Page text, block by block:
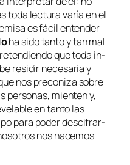
to­da lec­tu­ra va­ría en el
es fá­cil en­ten­der
ha si­do tan­to y tan mal
que to­da in­
re­si­dir ne­ce­sa­ria y
nos pre­co­ni­za so­bre
per­so­nas, mien­ten y,
en tan­to las
pa­ra po­der des­ci­frar­
nos ha­ce­mos